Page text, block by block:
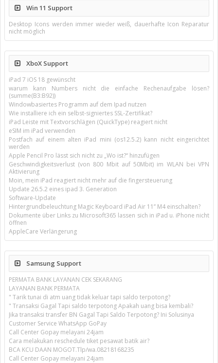
Win 11 Support
Desktop Icons werden immer wieder weiß, dauerhafte Icon Reparatur
nicht möglich
XboX Support
iPad 7 iOS 18 gewünscht
warum kann Numbers nicht die einfache Rechenaufgabe lösen?
(summe(B3:B92))
Windowbasiertes Programm auf dem Ipad nutzen
Wie installiere ich ein selbst-signiertes SSL-Zertifikat?
iPad Leiste mit Textvorschlägen (QuickType) reagiert nicht
eSIM im iPad verwenden
Postfach auf einem alten iPad mini (os12.5.2) kann nicht eingerichtet
werden
Apple Pencil Pro lässt sich nicht zu „Wo ist?“ hinzufügen
Geschwindigkeitsverlust (von 800 Mbit auf 50Mbit) im WLAN bei VPN
Aktivierung
Moin, mein iPad reagiert nicht mehr auf die fingersteuerung
Update 26.5.2 eines ipad 3. Generation
Software-Update
Hintergrundbeleuchtung Magic Keyboard iPad Air 11’’ M4 einschalten?
Dokumente über Links zu Microsoft365 lassen sich in iPad u. iPhone nicht
öffnen
AppleCare Verlängerung
Samsung Support
PERMATA BANK LAYANAN CEK SEKARANG
LAYANAN BANK PERMATA
" Tarik tunai di atm uang tidak keluar tapi saldo terpotong?
" Transaksi Gagal Tapi saldo terpotong Apakah uang bisa kembali?
Jika transaksi transfer BN Gagal Tapi Saldo Terpotong? Ini Solusinya
Customer Service WhatsApp GoPay
Call Center Gopay melayani 24jam
Cara melakukan reschedule tiket pesawat batik air?
BCA KCU DAAN MOGOT.Tlp/wa.08218168235
Call Center Gopay melayani 24jam